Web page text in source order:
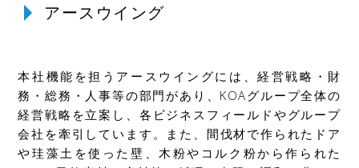
アースウイング
本社機能を担うアースウイングには、経営戦略・財
務・総務・人事等の部門があり、KOAグループ全体の
経営戦略を立案し、各ビジネスフィールドやグループ
会社を牽引しています。また、間伐材で作られたドア
や珪藻土を使った壁、木粉やコルク粉から作られた